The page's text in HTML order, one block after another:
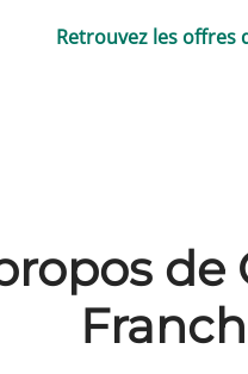
Retrouvez les offres
de